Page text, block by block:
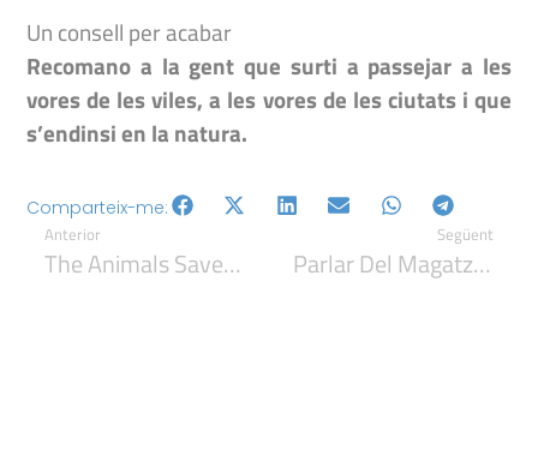
Un consell per acabar
Recomano a la gent que surti a passejar a les
vores de les viles, a les vores de les ciutats i que
s’endinsi en la natura.
Comparteix-me:
Anterior
The Animals Save The Planet 1
Següent
Parlar Del Magatzem No Reobre El Debat Nuclear, Sinó Que Mostra Una De Les Conseqüències De L’opció Nuclear Que Es Va Prendre Fa 30-35 Anys.